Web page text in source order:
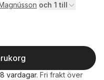
och 1 till
vardagar. Fri frakt över